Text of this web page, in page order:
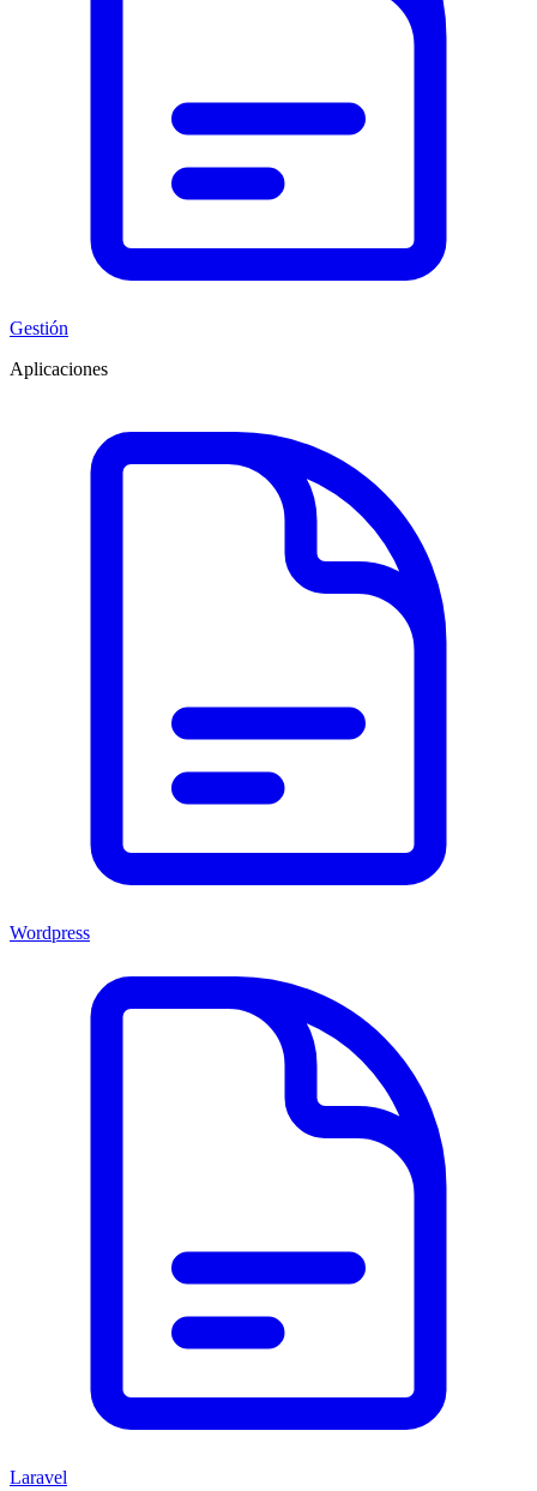
Gestión
Aplicaciones
Wordpress
Laravel